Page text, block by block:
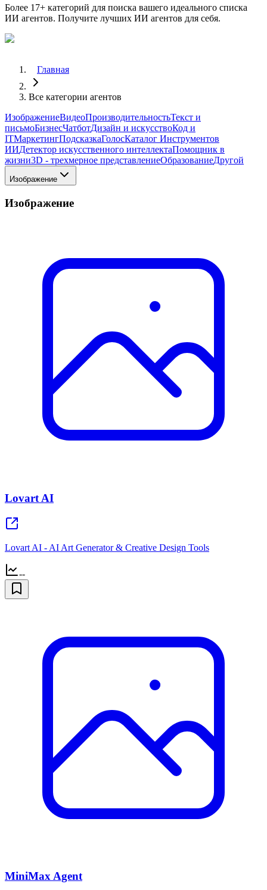
Более 17+ категорий для поиска вашего идеального списка
ИИ агентов. Получите лучших ИИ агентов для себя.
Главная
Все категории агентов
ИзображениеВидеоПроизводительностьТекст и
письмоБизнесЧатботДизайн и искусствоКод и
ITМаркетингПодсказкаГолосКаталог Инструментов
ИИДетектор искусственного интеллектаПомощник в
жизни3D - трехмерное представлениеОбразованиеДругой
Изображение
Изображение
Lovart AI
Lovart AI - AI Art Generator & Creative Design Tools
--
MiniMax Agent